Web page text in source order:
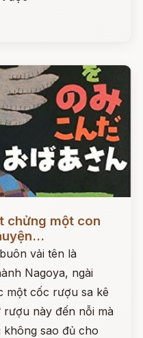
chửng một con
vải tên là
Nagoya, ngài
một cốc rượu sa kê
này đến nỗi mà
sao đủ cho